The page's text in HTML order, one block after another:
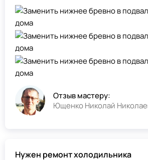
Отзыв мастеру:
Ющенко Николай
Нужен ремонт холодильника